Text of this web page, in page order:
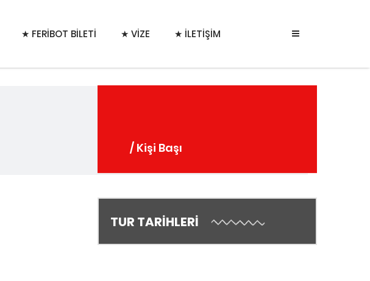
★ FERİBOT BİLETİ ★ VİZE ★ İLETIŞIM
/ Kişi Başı
TUR TARİHLERİ